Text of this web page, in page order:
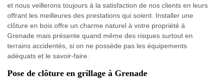
et nous veillerons toujours à la satisfaction de nos clients en leurs
offrant les meilleures des prestations qui soient. Installer une
clôture en bois offre un charme naturel à votre propriété à
Grenade mais présente quand même des risques surtout en
terrains accidentés, si on ne possède pas les équipements
adéquats et le savoir-faire.
Pose de clôture en grillage à Grenade